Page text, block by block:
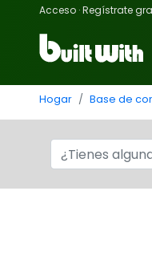
Acceso ·Regístrate
Hogar Base de